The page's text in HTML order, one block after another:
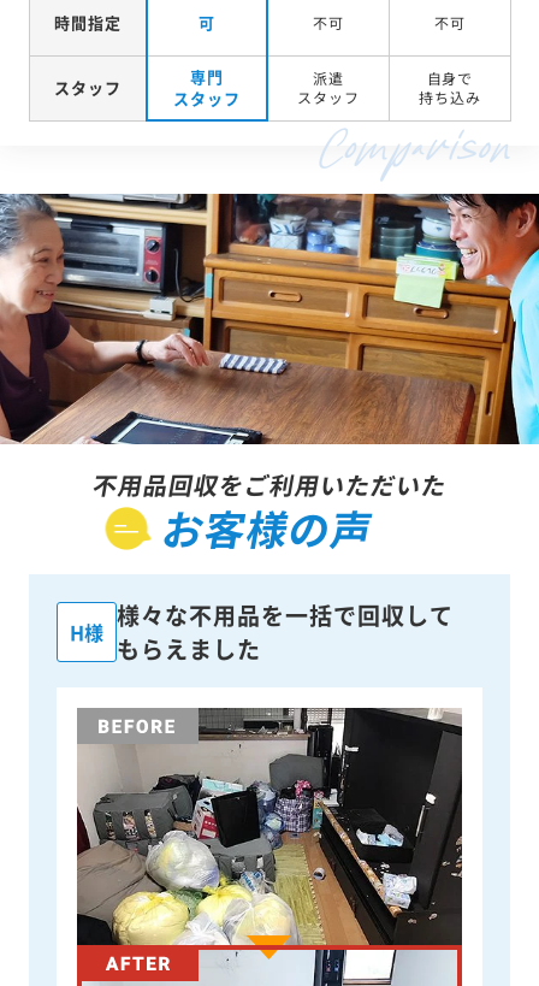
時間指定 可 不可 不可
スタッフ
専門
スタッフ
派遣
スタッフ
自身で
持ち込み
不用品回収をご利用いただいた
お客様の声
H様
様々な不用品を一括で回収して
もらえました